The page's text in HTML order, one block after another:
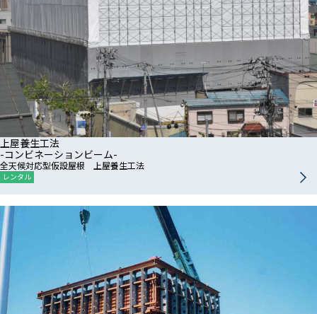
上屋養生工法
-コンビネーションビーム-
全天候対応型仮設屋根 上屋養生工法
レンタル